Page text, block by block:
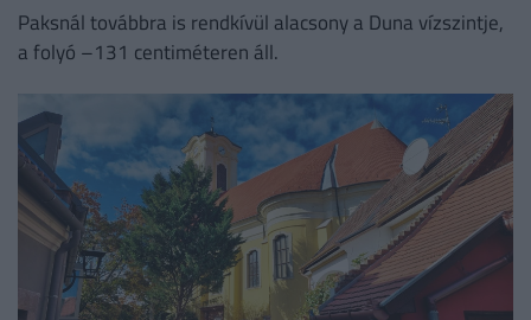
Paksnál továbbra is rendkívül alacsony a Duna vízszintje,
a folyó –131 centiméteren áll.